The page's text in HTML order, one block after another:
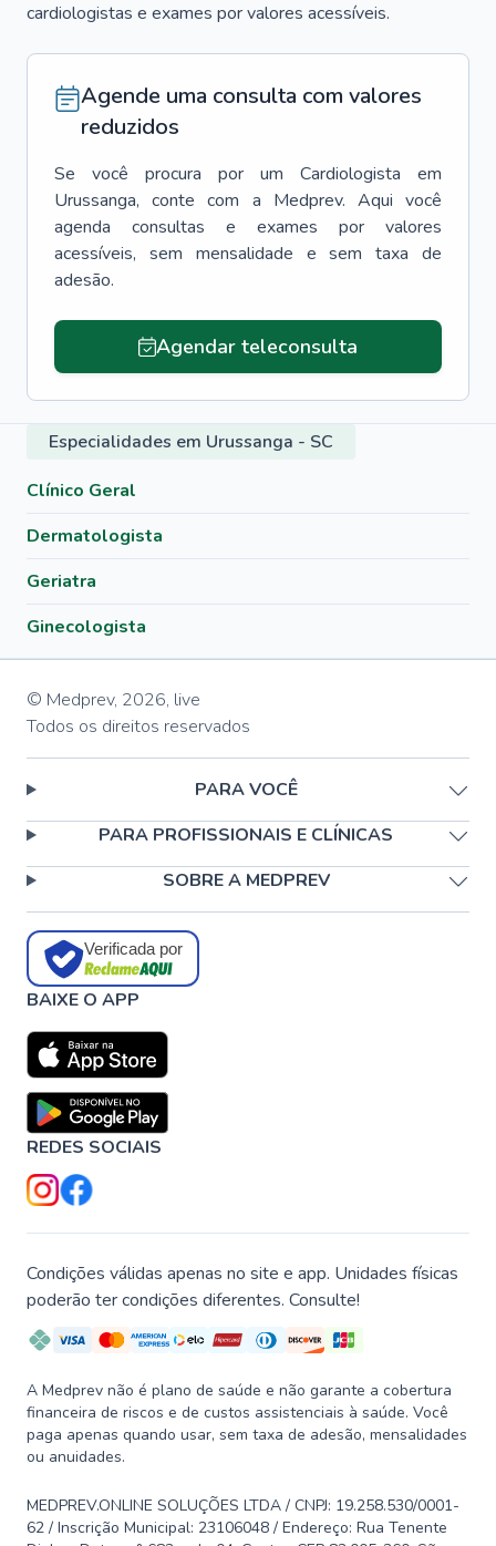
cardiologistas e exames por valores acessíveis.
Agende uma consulta com valores
reduzidos
Se você procura por um Cardiologista
em
Urussanga, conte com a Medprev. Aqui você
agenda consultas e exames por valores
acessíveis, sem mensalidade e sem taxa de
adesão.
Agendar teleconsulta
Especialidades em Urussanga - SC
Clínico Geral
Dermatologista
Geriatra
Ginecologista
© Medprev, 2026, live
Todos os direitos reservados
PARA VOCÊ
PARA PROFISSIONAIS E CLÍNICAS
SOBRE A MEDPREV
Verificada por
BAIXE O APP
REDES SOCIAIS
Condições válidas apenas no site e app. Unidades físicas
poderão ter condições diferentes. Consulte!
A Medprev não é plano de saúde e não garante a cobertura
financeira de riscos e de custos assistenciais à saúde. Você
paga apenas quando usar, sem taxa de adesão, mensalidades
ou anuidades.
MEDPREV.ONLINE SOLUÇÕES LTDA / CNPJ: 19.258.530/0001-
62 / Inscrição Municipal: 23106048 / Endereço: Rua Tenente